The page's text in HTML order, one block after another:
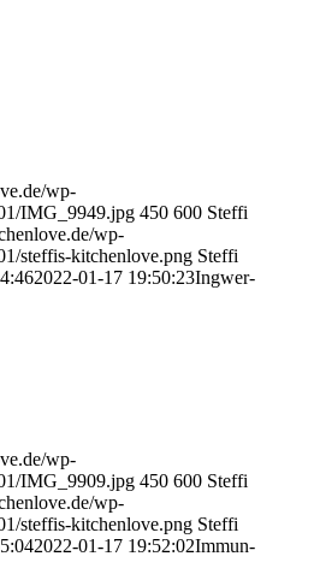
wp-
IMG_9949.jpg 450 600 Steffi
wp-
steffis-kitchenlove.png Steffi
2022-01-17 19:50:23Ingwer-
wp-
IMG_9909.jpg 450 600 Steffi
wp-
steffis-kitchenlove.png Steffi
2022-01-17 19:52:02Immun-